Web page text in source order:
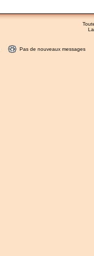
Pas de nouveaux messages